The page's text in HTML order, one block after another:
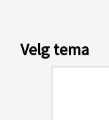
Velg tema